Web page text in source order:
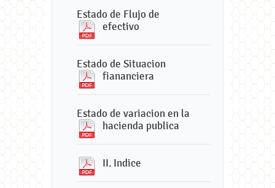
Estado de Flujo de
efectivo
Estado de Situacion
fiananciera
Estado de variacion en la
hacienda publica
II. Indice